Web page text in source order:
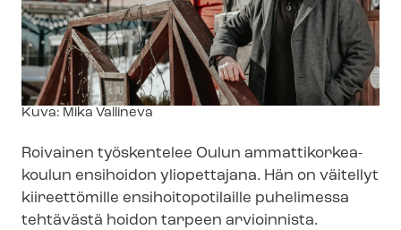
Kuvateksti
Kuva: Mika Vallineva
Roivainen työskentelee Oulun am­mat­ti­kor­kea­
kou­lun ensihoidon yliopettajana. Hän on väitellyt
kiireettömille en­si­hoi­to­po­ti­lail­le puhelimessa
tehtävästä hoidon tarpeen arvioinnista.